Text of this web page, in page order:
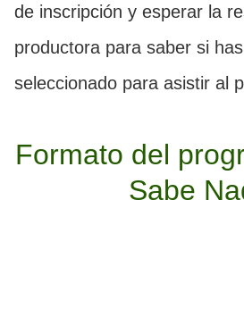
de inscripción y esperar la
productora para saber si
seleccionado para asistir al
Formato del
Sabe